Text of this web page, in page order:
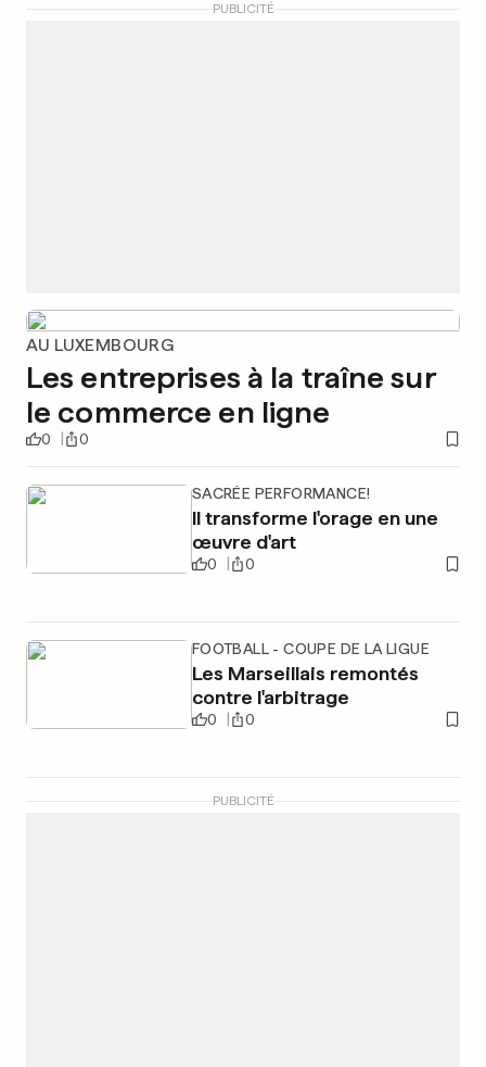
PUBLICITÉ
AU LUXEMBOURG
Les entreprises à la traîne sur
le commerce en ligne
0 0
SACRÉE PERFORMANCE!
Il transforme l'orage en une
œuvre d'art
0 0
FOOTBALL - COUPE DE LA LIGUE
Les Marseillais remontés
contre l'arbitrage
0 0
PUBLICITÉ